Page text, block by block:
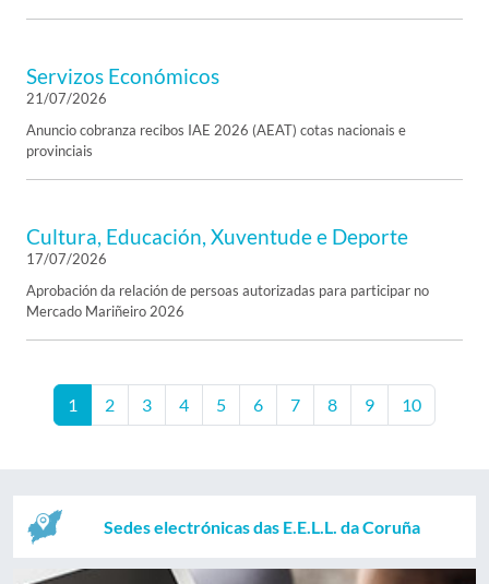
Servizos Económicos
21/07/2026
Anuncio cobranza recibos IAE 2026 (AEAT) cotas nacionais e
provinciais
Cultura, Educación, Xuventude e Deporte
17/07/2026
Aprobación da relación de persoas autorizadas para participar no
Mercado Mariñeiro 2026
1 2 3 4 5 6 7 8 9 10
Sedes electrónicas das E.E.L.L. da Coruña